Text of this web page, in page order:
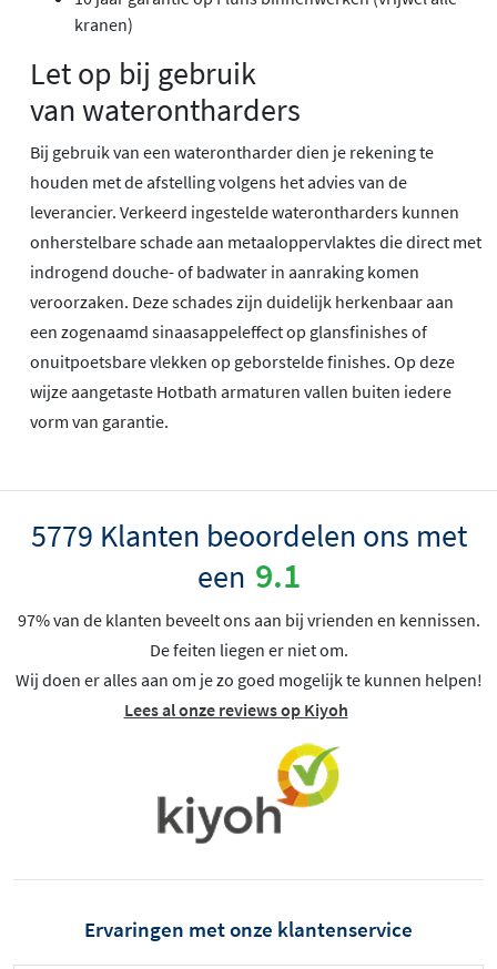
kranen)
Let op bij gebruik
van waterontharders
Bij gebruik van een waterontharder dien je rekening te
houden met de afstelling volgens het advies van de
leverancier. Verkeerd ingestelde waterontharders kunnen
onherstelbare schade aan metaaloppervlaktes die direct met
indrogend douche- of badwater in aanraking komen
veroorzaken. Deze schades zijn duidelijk herkenbaar aan
een zogenaamd sinaasappeleffect op glansfinishes of
onuitpoetsbare vlekken op geborstelde finishes. Op deze
wijze aangetaste Hotbath armaturen vallen buiten iedere
vorm van garantie.
5779 Klanten beoordelen ons met
een 9.1
97% van de klanten beveelt ons aan bij vrienden en kennissen.
De feiten liegen er niet om.
Wij doen er alles aan om je zo goed mogelijk te kunnen helpen!
Lees al onze reviews op Kiyoh
Ervaringen met onze klantenservice